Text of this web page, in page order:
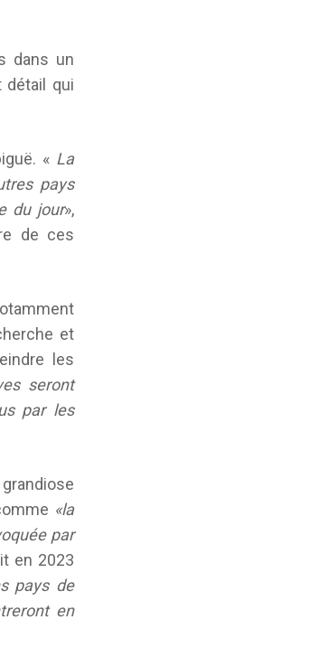
dans un
détail qui
« La
pays
du jour»,
de ces
et
les
seront
par les
«la
par
en 2023
pays de
en